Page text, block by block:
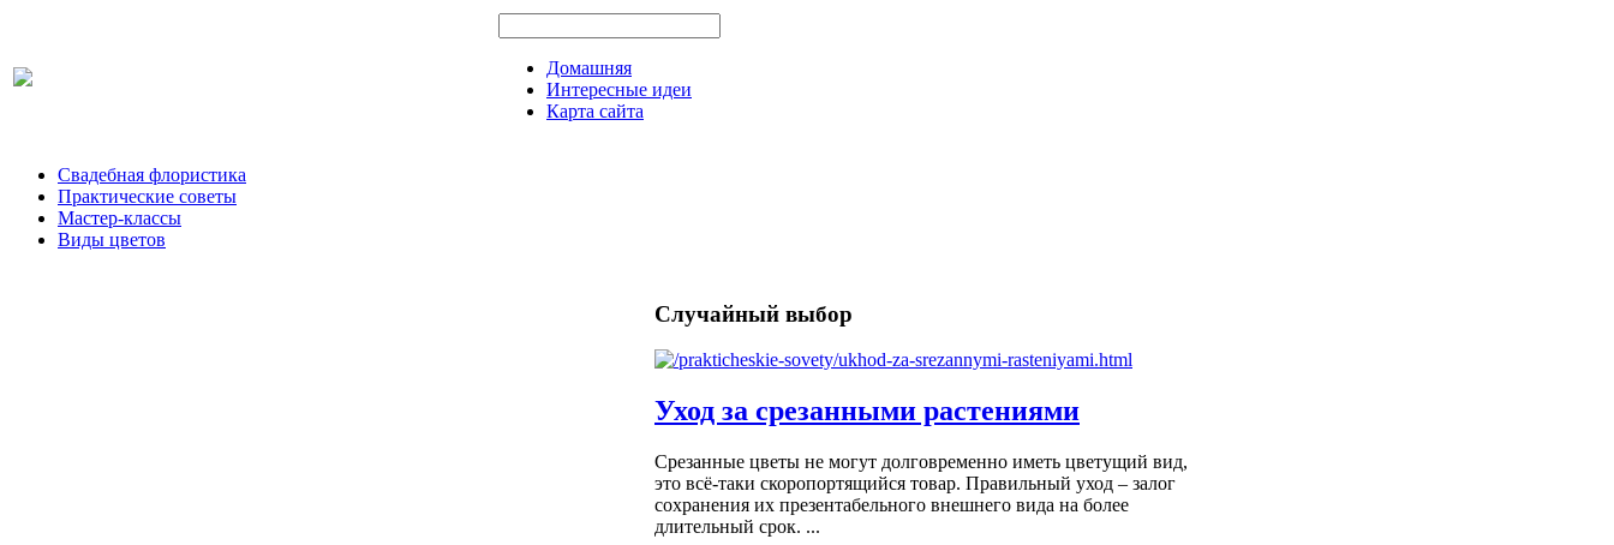
Домашняя
Интересные идеи
Карта сайта
Свадебная флористика
Практические советы
Мастер-классы
Виды цветов
Случайный выбор
Уход за срезанными растениями
Срезанные цветы не могут долговременно иметь цветущий вид,
это всё-таки скоропортящийся товар. Правильный уход – залог
сохранения их презентабельного внешнего вида на более
длительный срок. ...